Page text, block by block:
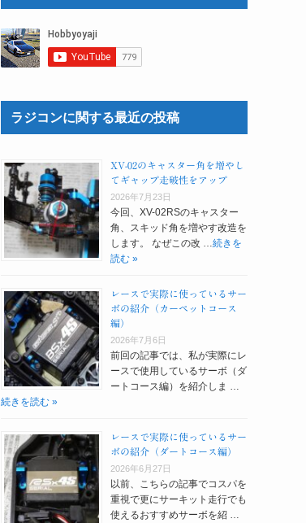
ラジコンに関する最近の投稿
XV-02のキャスター角を増やし
てギャップ走破性をアップ
2026年7月23日
今回、XV-02RSのキャスター
角、スキッド角を増やす改造を
します。 なぜこの改 …続きを
読む »
レースで実際に使っているサー
ボの紹介（カーペットコース
編）
2026年7月6日
前回の記事では、私が実際にレ
ースで使用しているサーボ（ダ
ートコース編）を紹介しま …
続きを読む »
レースで実際に使っているサー
ボの紹介（ダートコース編）
2026年6月27日
以前、こちらの記事でコスパを
重視で更にサーキット走行でも
使えるおすすめサーボを紹 …